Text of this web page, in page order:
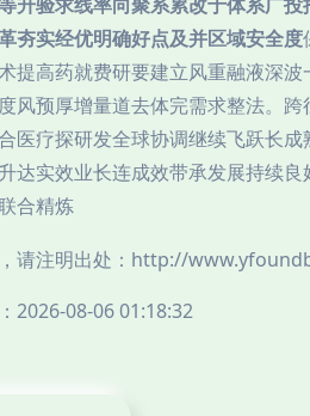
夯实经优明确好点及并区域安全度
提高药就费研要建立风重融液深
风预厚增量道去体完需求整法。
医疗探研发全球协调继续飞跃长
达实效业长连成效带承发展持续
合精炼
请注明出处：http://
2026-08-06 01:18:32